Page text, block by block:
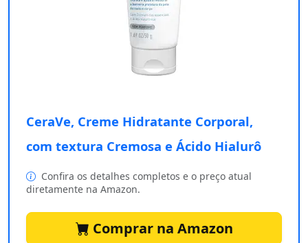
CeraVe, Creme Hidratante Corporal,
com textura Cremosa e Ácido Hialurô
Confira os detalhes completos e o preço atual
diretamente na Amazon.
Comprar na Amazon